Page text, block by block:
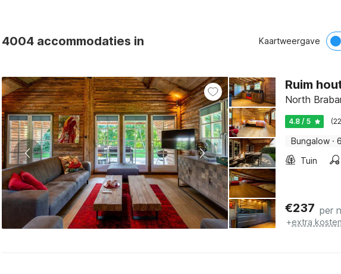
4004 accommodaties in Kaartweergave
Ruim
North
4.8 / 5
Bungalow ·
Tuin
€237 per
+extra kosten